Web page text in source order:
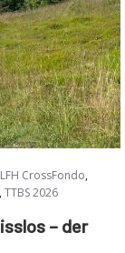
LFH CrossFondo,
, TTBS 2026
– der